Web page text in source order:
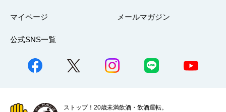
マイページ メールマガジン
公式SNS一覧
ストップ！20歳未満飲酒・飲酒運転。